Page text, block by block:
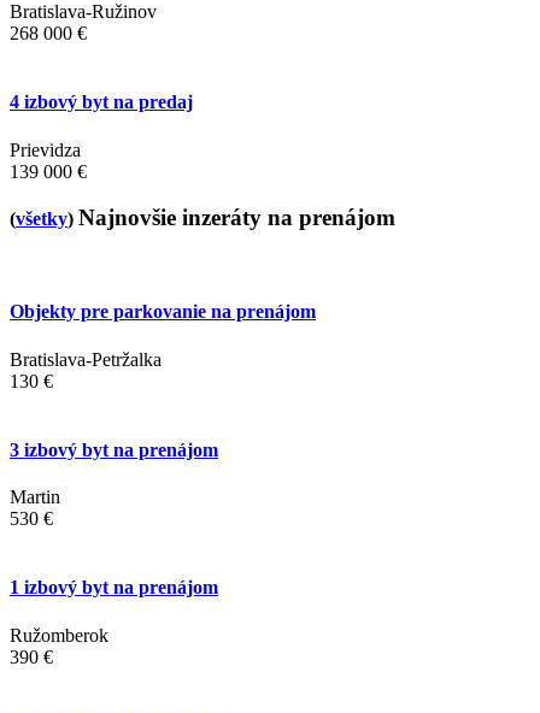
Bratislava-Ružinov
268 000 €
4 izbový byt na predaj
Prievidza
139 000 €
(všetky) Najnovšie inzeráty na prenájom
Objekty pre parkovanie na prenájom
Bratislava-Petržalka
130 €
3 izbový byt na prenájom
Martin
530 €
1 izbový byt na prenájom
Ružomberok
390 €